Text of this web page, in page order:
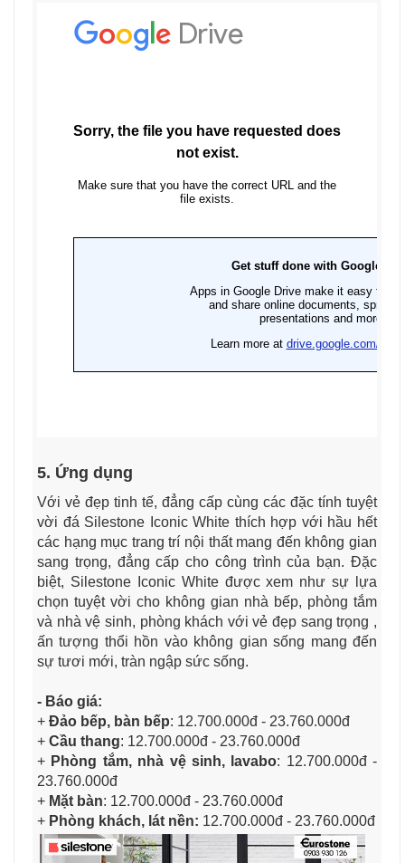
5. Ứng dụng
Với vẻ đẹp tinh tế, đẳng cấp cùng các đặc tính tuyệt
vời đá Silestone Iconic White thích hợp với hầu hết
các hạng mục trang trí nội thất mang đến không gian
sang trọng, đẳng cấp cho công trình của bạn. Đặc
biệt, Silestone Iconic White được xem như sự lựa
chọn tuyệt vời cho không gian nhà bếp, phòng tắm
và nhà vệ sinh, phòng khách với vẻ đẹp sang trọng ,
ấn tượng thổi hồn vào không gian sống mang đến
sự tươi mới, tràn ngập sức sống.
- Báo giá:
+ Đảo bếp, bàn bếp: 12.700.000đ - 23.760.000đ
+ Cầu thang: 12.700.000đ - 23.760.000đ
+ Phòng tắm, nhà vệ sinh, lavabo: 12.700.000đ -
23.760.000đ
+ Mặt bàn: 12.700.000đ - 23.760.000đ
+ Phòng khách, lát nền: 12.700.000đ - 23.760.000đ